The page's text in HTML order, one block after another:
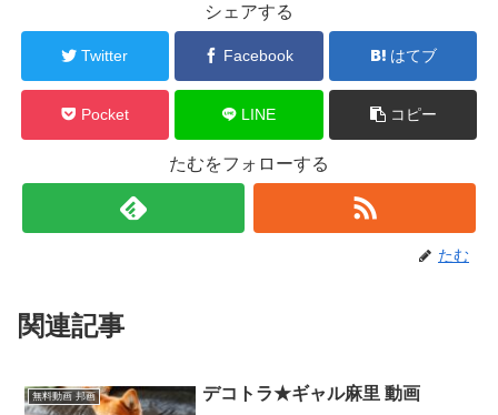
シェアする
Twitter Facebook はてブ
Pocket LINE コピー
たむをフォローする
たむ
関連記事
無料動画 邦画 デコトラ★ギャル麻里 動画